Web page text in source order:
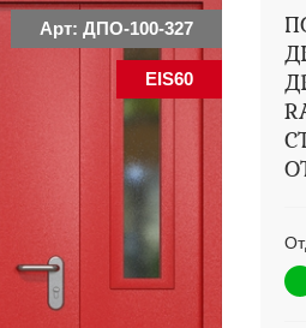
Двупольные технические
Арт: ДПО-100-327
EIS60